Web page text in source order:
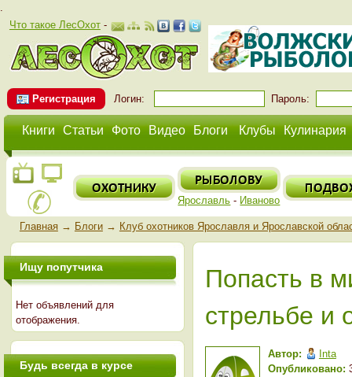
.
Что такое ЛесОхот-
Регистрация Логин: Пароль:
Книги Статьи Фото Видео Блоги Клубы Кулинария
Ярославль - Иваново
Главная→ Блоги→ Клуб охотников Ярославля и Ярославской
Попасть в
стрельбе и
Автор:
Inta
Опубликовано:
Ищу попутчика
Нет объявлений для
отображения.
Будь всегда в курсе